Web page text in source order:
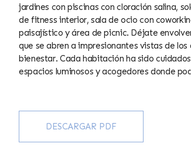
jardines con piscinas con cloración salina,
de fitness interior, sala de ocio con
paisajístico y área de picnic. Déjate
que se abren a impresionantes vistas de
bienestar. Cada habitación ha sido
espacios luminosos y acogedores donde
DESCARGAR PDF